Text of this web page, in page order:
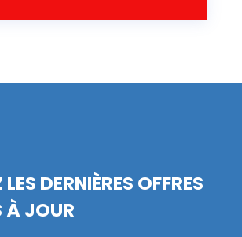
DERNIÈRES OFFRES
À JOUR